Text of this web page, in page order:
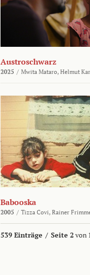
Austroschwarz
2025 / Mwita Mataro, Helmut
Babooska
2005 / Tizza Covi, Rainer
539 Einträge / Seite 2 von